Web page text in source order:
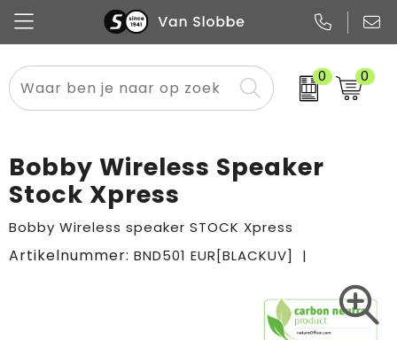
0 0
Alle categorieën
Snoep
Promo
Pennen
Notitieboekjes
Papier
Flessen
Glazen en karaffen
Merken
Meest gekozen
Sportkleding
Overig textiel
Boodschappen- en draagtassen
Sport & vrije tijd
Rugzakken
Bobby Wireless Speaker
Stock Xpress
Bobby Wireless speaker STOCK Xpress
Artikelnummer: BND501 EUR[BLACKUV]